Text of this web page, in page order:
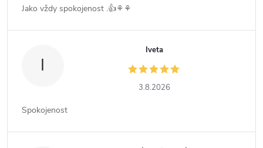
Jako vždy spokojenost .👍⚘️⚘️
I
Iveta
3.8.2026
Spokojenost